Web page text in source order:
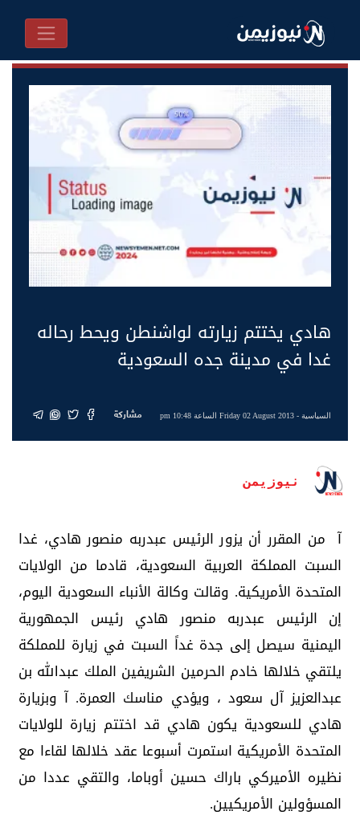
هادي يختتم زيارته لواشنطن ويحط رحاله
غدا في مدينة جده السعودية
السياسية- Friday 02 August 2013 الساعة 10:48 pm مشاركة
نيوزيمن
آ من المقرر أن يزور الرئيس عبدربه منصور هادي، غدا
السبت المملكة العربية السعودية، قادما من الولايات
المتحدة الأمريكية. وقالت وكالة الأنباء السعودية اليوم،
إن الرئيس عبدربه منصور هادي رئيس الجمهورية
اليمنية سيصل إلى جدة غداً السبت في زيارة للمملكة
يلتقي خلالها خادم الحرمين الشريفين الملك عبدالله بن
عبدالعزيز آل سعود ، ويؤدي مناسك العمرة. آ وبزيارة
هادي للسعودية يكون هادي قد اختتم زيارة للولايات
المتحدة الأمريكية استمرت أسبوعا عقد خلالها لقاءا مع
نظيره الأميركي باراك حسين أوباما، والتقي عددا من
المسؤولين الأمريكيين.